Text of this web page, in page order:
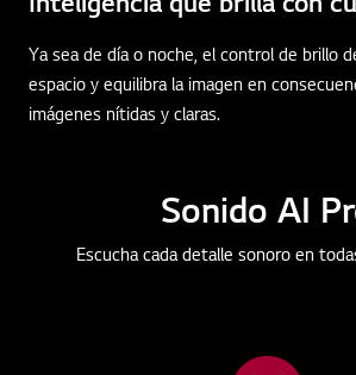
Ya sea de día o noche, el control de brillo
espacio y equilibra la imagen en
imágenes nítidas y claras.
Sonido AI
Escucha cada detalle sonoro en